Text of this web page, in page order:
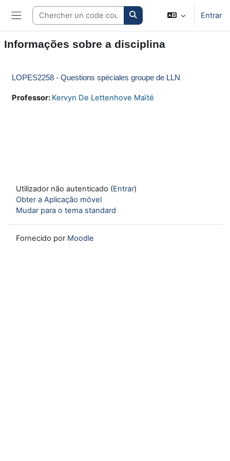
Ir para o conteúdo principal
Painel lateral
Search courses Entrar
Informações sobre a disciplina
LOPES2258 - Questions spéciales groupe de LLN
Professor: Kervyn De Lettenhove Maïté
Utilizador não autenticado (Entrar)
Obter a Aplicação móvel
Mudar para o tema standard
Fornecido por Moodle